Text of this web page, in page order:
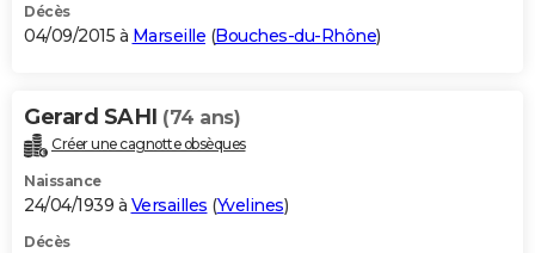
Décès
04/09/2015 à Marseille (Bouches-du-Rhône)
Gerard SAHI (74 ans)
Créer une cagnotte obsèques
Naissance
24/04/1939 à Versailles (Yvelines)
Décès